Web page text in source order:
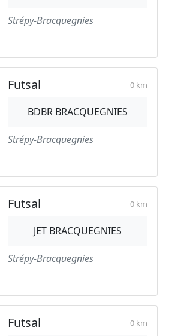
Strépy-Bracquegnies
Futsal 0 km
BDBR BRACQUEGNIES
Strépy-Bracquegnies
Futsal 0 km
JET BRACQUEGNIES
Strépy-Bracquegnies
Futsal 0 km